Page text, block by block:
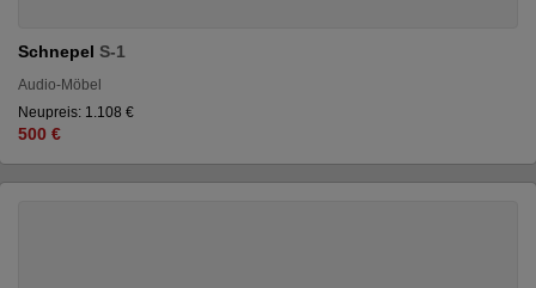
Schnepel S-1
Audio-Möbel
Neupreis: 1.108 €
500 €